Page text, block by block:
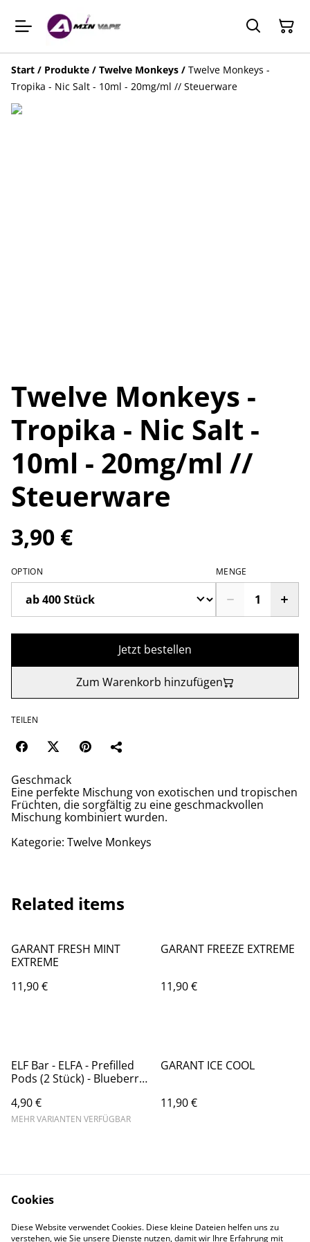
Start / Produkte / Twelve Monkeys / Twelve Monkeys -
Tropika - Nic Salt - 10ml - 20mg/ml // Steuerware
Twelve Monkeys -
Tropika - Nic Salt -
10ml - 20mg/ml //
Steuerware
3,90 €
OPTION MENGE
Jetzt bestellen
Zum Warenkorb hinzufügen
TEILEN
Geschmack
Eine perfekte Mischung von exotischen und tropischen
Früchten, die sorgfältig zu eine geschmackvollen
Mischung kombiniert wurden.
Kategorie: Twelve Monkeys
Related items
GARANT FRESH MINT
EXTREME
11,90 €
GARANT FREEZE EXTREME
11,90 €
ELF Bar - ELFA - Prefilled
Pods (2 Stück) - Blueberry
Steuerware
4,90 €
MEHR VARIANTEN VERFÜGBAR
GARANT ICE COOL
11,90 €
Contact Us
Legal Terms
Cookies
Diese Website verwendet Cookies. Diese kleine Dateien helfen uns zu
verstehen, wie Sie unsere Dienste nutzen, damit wir Ihre Erfahrung mit